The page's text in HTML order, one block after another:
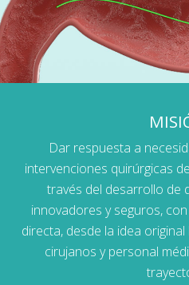
Dar respuesta a
intervenciones quirúrgicas
través del desarrollo de
innovadores y seguros,
directa, desde la idea
cirujanos y personal